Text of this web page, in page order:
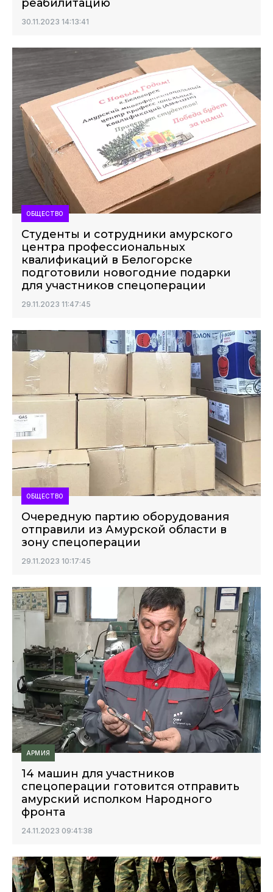
реабилитацию
30.11.2023 14:13:41
ОБЩЕСТВО
Студенты и сотрудники амурского
центра профессиональных
квалификаций в Белогорске
подготовили новогодние подарки
для участников спецоперации
29.11.2023 11:47:45
ОБЩЕСТВО
Очередную партию оборудования
отправили из Амурской области в
зону спецоперации
29.11.2023 10:17:45
АРМИЯ
14 машин для участников
спецоперации готовится отправить
амурский исполком Народного
фронта
24.11.2023 09:41:38